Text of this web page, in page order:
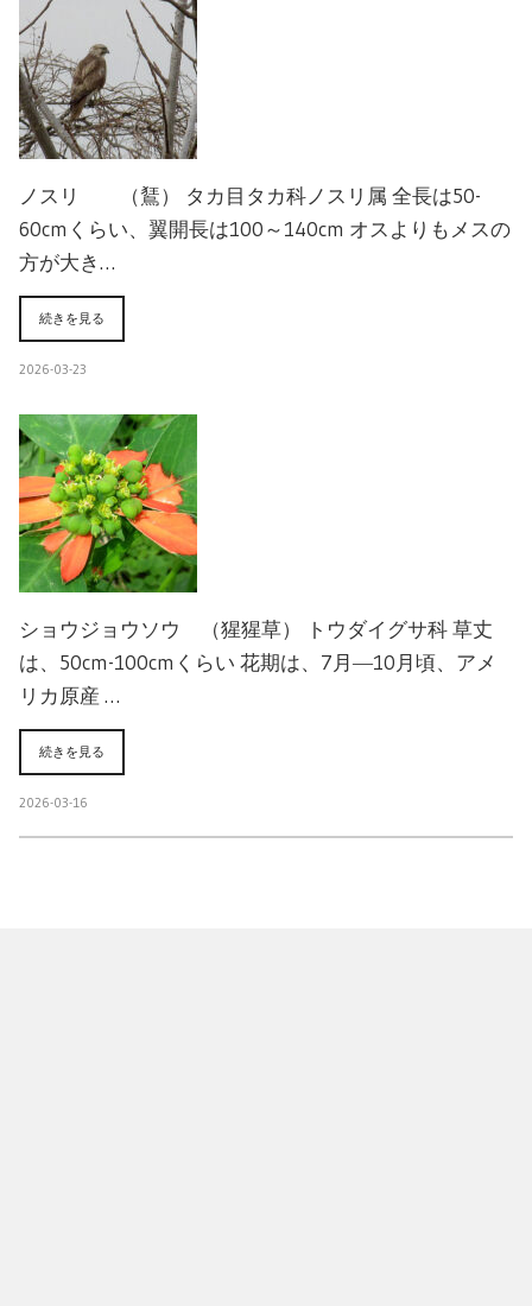
ノスリ （鵟） タカ目タカ科ノスリ属 全長は50-
60cmくらい、翼開長は100～140cm オスよりもメスの
方が大き…
続きを見る
2026-03-23
ショウジョウソウ （猩猩草） トウダイグサ科 草丈
は、50cm-100cmくらい 花期は、7月―10月頃、アメ
リカ原産 …
続きを見る
2026-03-16